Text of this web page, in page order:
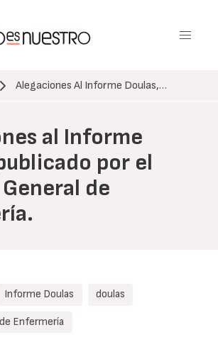
Alegaciones Al Informe Doulas,…
al Informe
por el
de
Informe Doulas doulas
Enfermería